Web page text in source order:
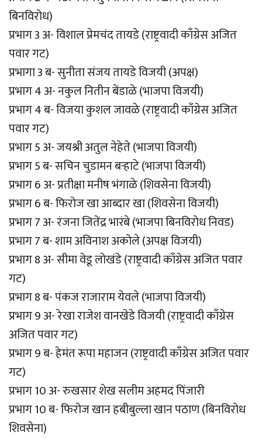
बिनविरोध)
प्रभाग 3 अ- विशाल प्रेमचंद तायडे (राष्ट्रवादी काँग्रेस अजित
पवार गट)
प्रभागा 3 ब- सुनीता संजय तायडे विजयी (अपक्ष)
प्रभाग 4 अ- नकुल नितीन बेंडाळे (भाजपा विजयी)
प्रभाग 4 ब- विजया कुशल जावळे (राष्ट्रवादी काँग्रेस अजित
पवार गट)
प्रभाग 5 अ- जयश्री अतुल नेहेते (भाजपा विजयी)
प्रभाग 5 ब- सचिन चुडामन बर्‍हाटे (भाजपा विजयी)
प्रभाग 6 अ- प्रतीक्षा मनीष भंगाळे (शिवसेना विजयी)
प्रभाग 6 ब- फिरोज खा आब्दार खा (शिवसेना विजयी)
प्रभाग 7 अ- रंजना जितेंद्र भारंबे (भाजपा बिनविरोध निवड)
प्रभाग 7 ब- शाम अविनाश अकोले (अपक्ष विजयी)
प्रभाग 8 अ- सीमा वेडू लोखंडे (राष्ट्रवादी काँग्रेस अजित पवार
गट)
प्रभाग 8 ब- पंकज राजाराम येवले (भाजपा विजयी)
प्रभाग 9 अ- रेखा राजेश वानखेडे विजयी (राष्ट्रवादी काँग्रेस
अजित पवार गट)
प्रभाग 9 ब- हेमंत रूपा महाजन (राष्ट्रवादी काँग्रेस अजित पवार
गट)
प्रभाग 10 अ- रुखसार शेख सलीम अहमद पिंजारी
प्रभाग 10 ब- फिरोज खान हबीबुल्ला खान पठाण (बिनविरोध
शिवसेना)